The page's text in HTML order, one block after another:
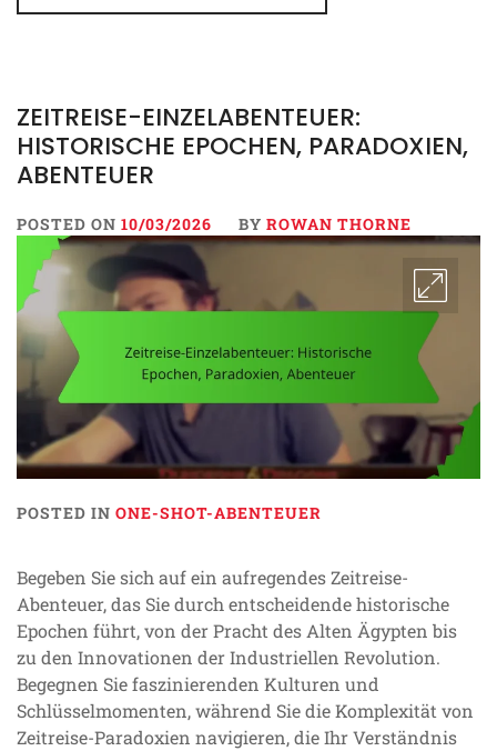
ZEITREISE-EINZELABENTEUER:
HISTORISCHE EPOCHEN, PARADOXIEN,
ABENTEUER
POSTED ON 10/03/2026 BY ROWAN THORNE
POSTED IN ONE-SHOT-ABENTEUER
Begeben Sie sich auf ein aufregendes Zeitreise-
Abenteuer, das Sie durch entscheidende historische
Epochen führt, von der Pracht des Alten Ägypten bis
zu den Innovationen der Industriellen Revolution.
Begegnen Sie faszinierenden Kulturen und
Schlüsselmomenten, während Sie die Komplexität von
Zeitreise-Paradoxien navigieren, die Ihr Verständnis